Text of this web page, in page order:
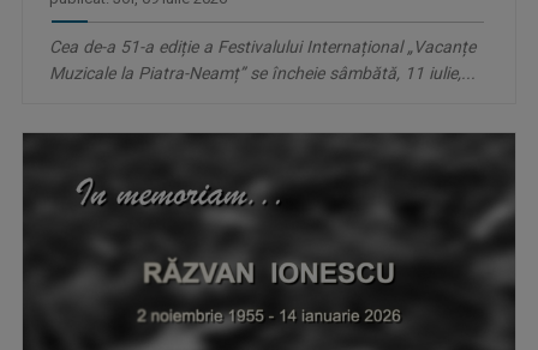
Cea de-a 51-a ediție a Festivalului Internațional „Vacanțe
Muzicale la Piatra-Neamț” se încheie sâmbătă, 11 iulie,...